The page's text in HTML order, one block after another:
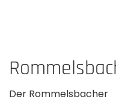
Der Rommelsbacher